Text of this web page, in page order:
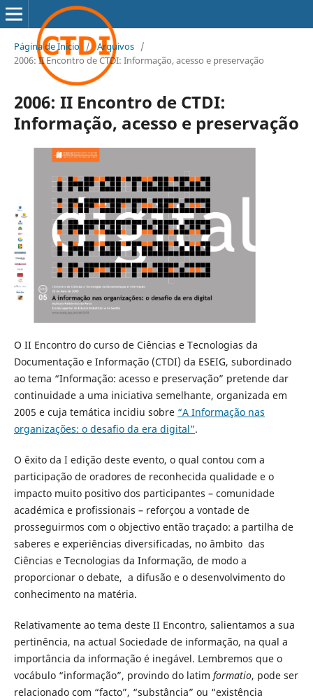
Página de Início / Arquivos /
2006: II Encontro de CTDI: Informação, acesso e preservação
2006: II Encontro de CTDI:
Informação, acesso e preservação
O II Encontro do curso de Ciências e Tecnologias da
Documentação e Informação (CTDI) da ESEIG, subordinado
ao tema “Informação: acesso e preservação” pretende dar
continuidade a uma iniciativa semelhante, organizada em
2005 e cuja temática incidiu sobre “A Informação nas
organizações: o desafio da era digital”.
O êxito da I edição deste evento, o qual contou com a
participação de oradores de reconhecida qualidade e o
impacto muito positivo dos participantes – comunidade
académica e profissionais – reforçou a vontade de
prosseguirmos com o objectivo então traçado: a partilha de
saberes e experiências diversificadas, no âmbito das
Ciências e Tecnologias da Informação, de modo a
proporcionar o debate, a difusão e o desenvolvimento do
conhecimento na matéria.
Relativamente ao tema deste II Encontro, salientamos a sua
pertinência, na actual Sociedade de informação, na qual a
importância da informação é inegável. Lembremos que o
vocábulo “informação”, provindo do latim formatio, pode ser
relacionado com “facto”, “substância” ou “existência